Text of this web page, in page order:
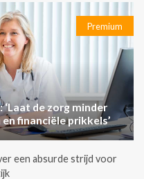
Premium
de zorg minder
financiële prikkels’
een absurde strijd voor